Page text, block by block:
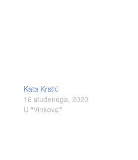
Kata Krstić
16 studenoga, 2020
U "Vinkovci"